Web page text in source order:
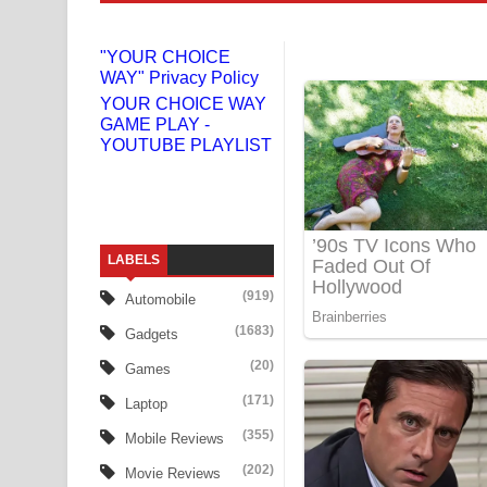
Numba Dun Aadare Song Lyrics - නුඹ දුන් ආදරේ
Liyamuda Dan Anagathe Song Lyrics - ලියමුද
Doni Song Lyrics - දෝණි ගීතයේ පද පෙළ
Benthara Palame Song Lyrics - බෙන්තර පාලමේ
Sanda Babalena Song Lyrics - සඳ බැබලෙන ගීතයේ
Adare Wadi Nisa Song Lyrics - ආදරේ වැඩි නිසා
UNUHUMA Song Lyrics - උණුහුම ගීතයේ පද පෙළ
Katakara Song Lyrics - කටකාර ගීතයේ පද පෙළ
Tharu Yaye Dilena Song Lyrics - තරු යායේ
"YOUR CHOICE
WAY" Privacy Policy
YOUR CHOICE WAY
GAME PLAY -
YOUTUBE PLAYLIST
LABELS
Automobile (919)
Gadgets (1683)
Games (20)
Laptop (171)
Mobile Reviews (355)
Movie Reviews (202)